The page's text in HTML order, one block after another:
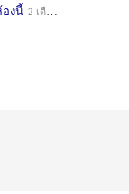
องนี้ 2 เดือน